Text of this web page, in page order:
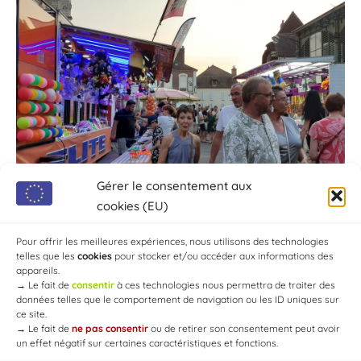
Gérer le consentement aux
cookies (EU)
Pour offrir les meilleures expériences, nous utilisons des technologies
telles que les cookies pour stocker et/ou accéder aux informations des
appareils.
→ Le fait de consentir à ces technologies nous permettra de traiter des
données telles que le comportement de navigation ou les ID uniques sur
ce site.
→ Le fait de ne pas consentir ou de retirer son consentement peut avoir
un effet négatif sur certaines caractéristiques et fonctions.